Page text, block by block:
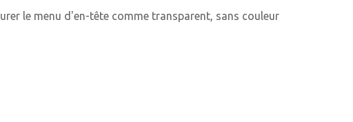
le menu d'en-tête comme transparent, sans couleur